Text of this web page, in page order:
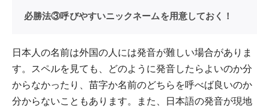
必勝法③呼びやすいニックネームを用意しておく！
日本人の名前は外国の人には発音が難しい場合がありま
す。スペルを見ても、どのように発音したらよいのか分
からなかったり、苗字か名前のどちらを呼べば良いのか
分からないこともあります。また、日本語の発音が現地